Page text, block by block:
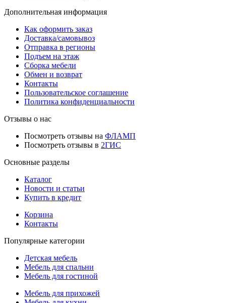
Дополнительная информация
Как оформить заказ
Доставка/самовывоз
Отправка в регионы
Подъем на этаж
Сборка мебели
Обмен и возврат
Контакты
Пользовательское соглашение
Политика конфиденциальности
Отзывы о нас
Посмотреть отзывы на ФЛАМП
Посмотреть отзывы в 2ГИС
Основные разделы
Каталог
Новости и статьи
Купить в кредит
Корзина
Контакты
Популярные категории
Детская мебель
Мебель для спальни
Мебель для гостиной
Мебель для прихожей